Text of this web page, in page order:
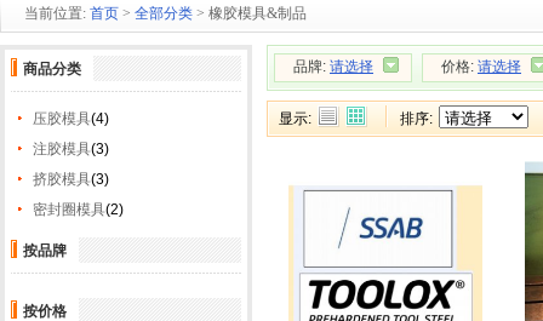
当前位置: 首页 > 全部分类 > 橡胶模具&制品
商品分类
压胶模具(4)
注胶模具(3)
挤胶模具(3)
密封圈模具(2)
按品牌
按价格
品牌: 请选择 价格: 请选择
显示: 排序: